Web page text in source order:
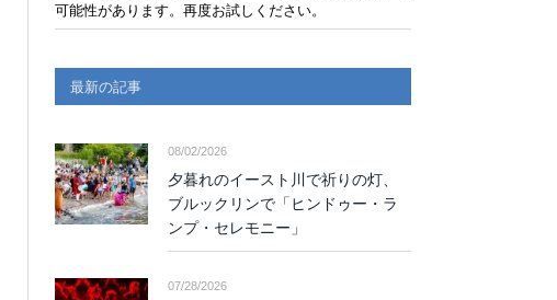
可能性があります。再度お試しください。
最新の記事
08/02/2026
夕暮れのイースト川で祈りの灯、
ブルックリンで「ヒンドゥー・ラ
ンプ・セレモニー」
07/28/2026